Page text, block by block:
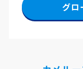
グロ